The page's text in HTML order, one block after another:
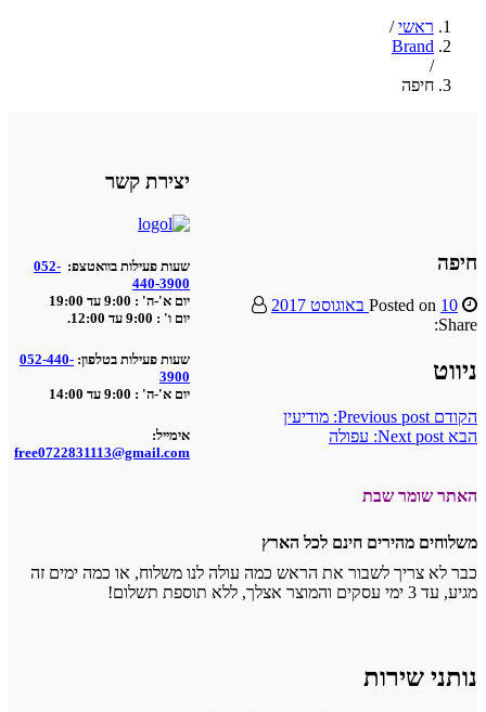
ראשי/
Brand
/
חיפה
חיפה
Posted on 10 באוגוסט 2017
Share:
ניווט
הקודם Previous post: מודיעין
הבא Next post: עפולה
יצירת קשר
שעות פעילות בוואטצפ: 052-
440-3900
יום א'-ה' : 9:00 עד 19:00
יום ו' : 9:00 עד 12:00.
שעות פעילות בטלפון: 052-440-
3900
יום א'-ה' : 9:00 עד 14:00
אימייל:
free0722831113@gmail.com
האתר שומר שבת
משלוחים מהירים חינם לכל הארץ
כבר לא צריך לשבור את הראש כמה עולה לנו משלוח, או כמה ימים זה
מגיע, עד 3 ימי עסקים והמוצר אצלך, ללא תוספת תשלום!
נותני שירות